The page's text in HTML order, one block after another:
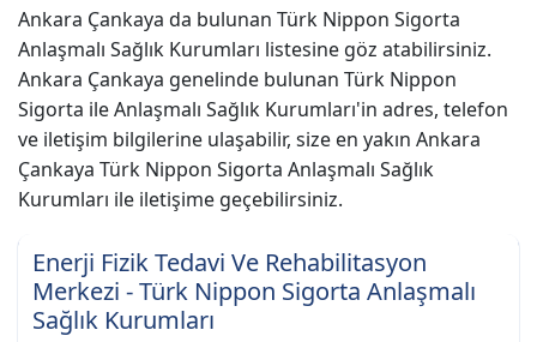
Ankara Çankaya da bulunan Türk Nippon Sigorta
Anlaşmalı Sağlık Kurumları listesine göz atabilirsiniz.
Ankara Çankaya genelinde bulunan Türk Nippon
Sigorta ile Anlaşmalı Sağlık Kurumları'in adres, telefon
ve iletişim bilgilerine ulaşabilir, size en yakın Ankara
Çankaya Türk Nippon Sigorta Anlaşmalı Sağlık
Kurumları ile iletişime geçebilirsiniz.
Enerji Fizik Tedavi Ve Rehabilitasyon
Merkezi - Türk Nippon Sigorta Anlaşmalı
Sağlık Kurumları